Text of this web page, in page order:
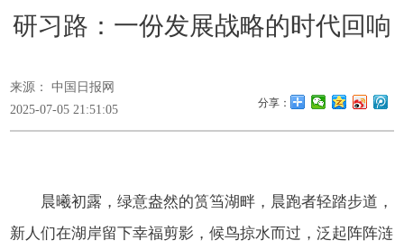
研习路：一份发展战略的时代回响
来源： 中国日报网
2025-07-05 21:51:05
分享：
晨曦初露，绿意盎然的筼筜湖畔，晨跑者轻踏步道，
新人们在湖岸留下幸福剪影，候鸟掠水而过，泛起阵阵涟